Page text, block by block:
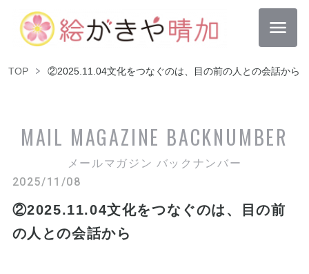
TOP ②2025.11.04文化をつなぐのは、目の前の人との会話から
MAIL MAGAZINE BACKNUMBER
メールマガジン バックナンバー
2025/11/08
②2025.11.04文化をつなぐのは、目の前
の人との会話から